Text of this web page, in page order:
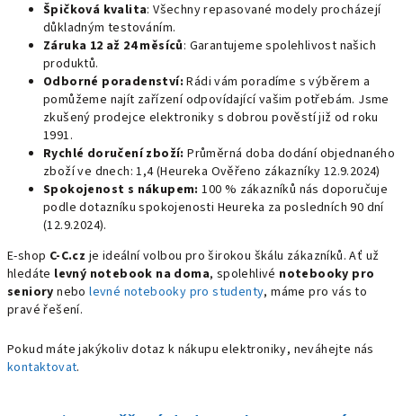
Špičková kvalita: Všechny repasované modely procházejí
důkladným testováním.
Záruka 12 až 24 měsíců: Garantujeme spolehlivost našich
produktů.
Odborné poradenství: Rádi vám poradíme s výběrem a
pomůžeme najít zařízení odpovídající vašim potřebám. Jsme
zkušený prodejce elektroniky s dobrou pověstí již od roku
1991.
Rychlé doručení zboží: Průměrná doba dodání objednaného
zboží ve dnech: 1,4 (Heureka Ověřeno zákazníky 12.9.2024)
Spokojenost s nákupem:100 % zákazníků nás doporučuje
podle dotazníku spokojenosti Heureka za posledních 90 dní
(12.9.2024).
E-shop C-C.cz je ideální volbou pro širokou škálu zákazníků. Ať už
hledáte levný notebook na doma, spolehlivé notebooky pro
seniory nebolevné notebooky pro studenty, máme pro vás to
pravé řešení.
Pokud máte jakýkoliv dotaz k nákupu elektroniky, neváhejte nás
kontaktovat.